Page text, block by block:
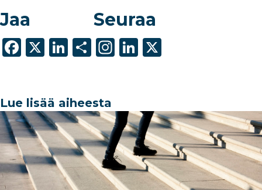
Jaa
F
e
b
o
o
k
X
Li
e
dI
n
S
e
Seuraa
In
ra
m
Li
dI
n
Lue lisää aiheesta